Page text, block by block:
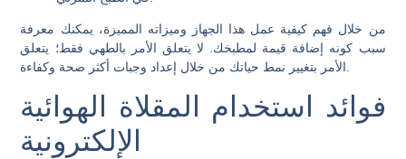
من خلال فهم كيفية عمل هذا الجهاز وميزاته المميزة، يمكنك معرفة
سبب كونه إضافة قيمة لمطبخك. لا يتعلق الأمر بالطهي فقط؛ يتعلق
فوائد استخدام المقلاة الهوائية
الإلكترونية